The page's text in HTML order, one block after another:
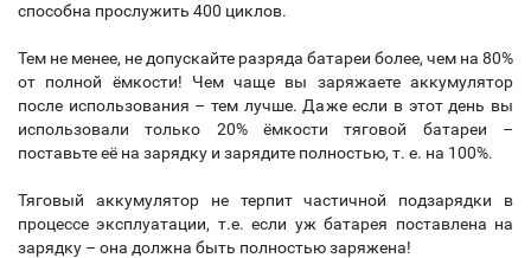
способна прослужить 400 циклов.
Тем не менее, не допускайте разряда батареи более, чем на 80%
от полной ёмкости! Чем чаще вы заряжаете аккумулятор
после использования – тем лучше. Даже если в этот день вы
использовали только 20% ёмкости тяговой батареи –
поставьте её на зарядку и зарядите полностью, т. е. на 100%.
Тяговый аккумулятор не терпит частичной подзарядки в
процессе эксплуатации, т.е. если уж батарея поставлена на
зарядку – она должна быть полностью заряжена!